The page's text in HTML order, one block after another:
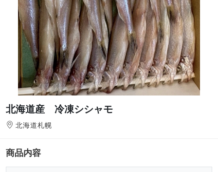
北海道産 冷凍シシャモ
北海道札幌
商品内容